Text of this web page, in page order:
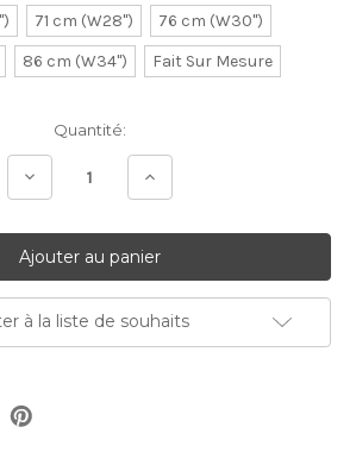
71 cm (W28")
76 cm (W30")
86 cm (W34") Fait Sur Mesure
Quantité:
Diminuer Augmenter
à la liste de souhaits